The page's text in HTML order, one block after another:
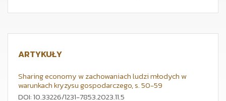
ARTYKUŁY
Sharing economy w zachowaniach ludzi młodych w
warunkach kryzysu gospodarczego, s. 50-59
DOI: 10.33226/1231-7853.2023.11.5